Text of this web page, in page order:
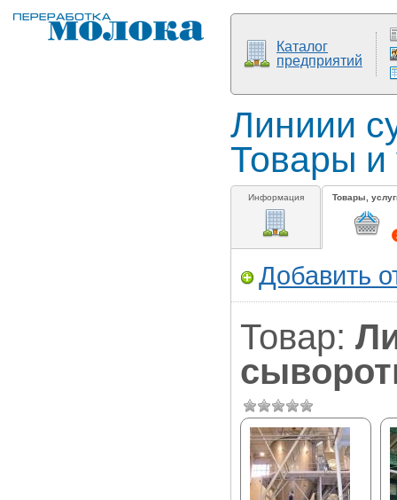
Каталог
предприятий
Линиии
Товары
Информация Товары,
Добавить
Товар: